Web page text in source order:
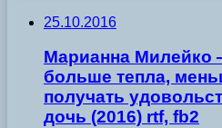
25.10.2016
Марианна Милейко
больше тепла,
получать
дочь (2016) rtf, fb2